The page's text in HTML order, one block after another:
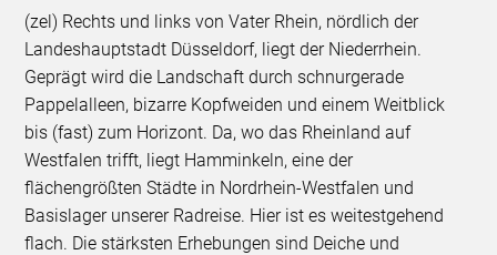
(zel) Rechts und links von Vater Rhein, nördlich der
Landeshauptstadt Düsseldorf, liegt der Niederrhein.
Geprägt wird die Landschaft durch schnurgerade
Pappelalleen, bizarre Kopfweiden und einem Weitblick
bis (fast) zum Horizont. Da, wo das Rheinland auf
Westfalen trifft, liegt Hamminkeln, eine der
flächengrößten Städte in Nordrhein-Westfalen und
Basislager unserer Radreise. Hier ist es weitestgehend
flach. Die stärksten Erhebungen sind Deiche und